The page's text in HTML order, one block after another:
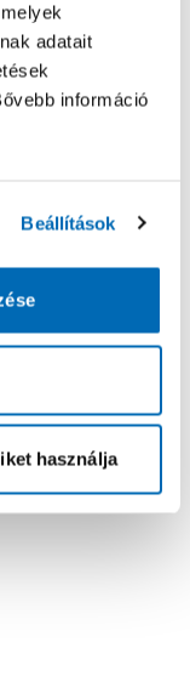
adatait
információ
Beállítások
használja